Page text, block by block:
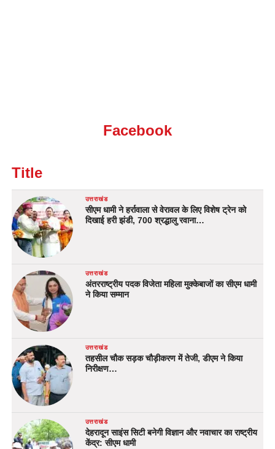
Facebook
Title
उत्तराखंड
सीएम धामी ने हर्रावाला से वेरावल के लिए विशेष ट्रेन को
दिखाई हरी झंडी, 700 श्रद्धालु रवाना…
उत्तराखंड
अंतरराष्ट्रीय पदक विजेता महिला मुक्केबाजों का सीएम धामी
ने किया सम्मान
उत्तराखंड
तहसील चौक सड़क चौड़ीकरण में तेजी, डीएम ने किया
निरीक्षण…
उत्तराखंड
देहरादून साइंस सिटी बनेगी विज्ञान और नवाचार का राष्ट्रीय
केंद्र: सीएम धामी